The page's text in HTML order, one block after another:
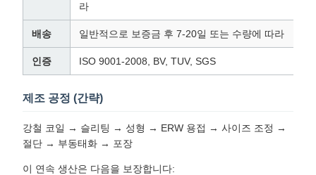
라
배송 일반적으로 보증금 후 7-20일 또는 수량에 따라
인증 ISO 9001-2008, BV, TUV, SGS
제조 공정 (간략)
강철 코일 → 슬리팅 → 성형 → ERW 용접 → 사이즈 조정 →
절단 → 부동태화 → 포장
이 연속 생산은 다음을 보장합니다: